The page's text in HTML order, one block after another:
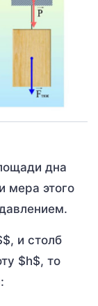
дна
мера этого
и столб
$h$, то